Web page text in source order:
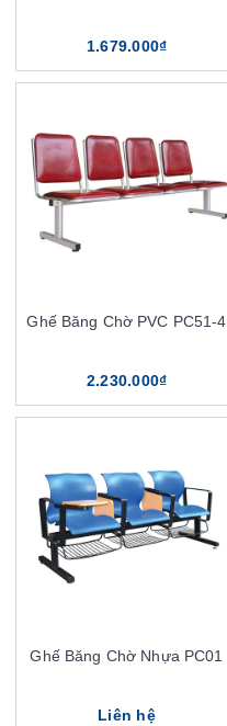
1.679.000₫
Ghế Băng Chờ PVC PC51-4
2.230.000₫
Ghế Băng Chờ Nhựa PC01
Liên hệ